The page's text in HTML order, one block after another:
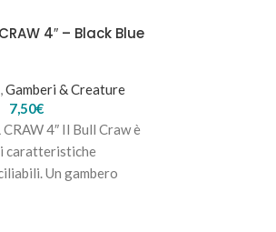
CRAW 4″ – Black Blue
Gamberi & Creature
7,50€
CRAW 4″ Il Bull Craw è
caratteristiche
Un gambero